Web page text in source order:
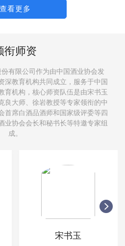
查看更多
衔师资
有限公司作为由中国酒业协会发
深教育机构共同成立，服务于中国
育机构，核心师资队伍是由宋书玉
良大师、徐岩教授等专家领衔的中
首席白酒品酒师和国家级评委等四
业协会会长和秘书长等特邀专家组
成。
宋书玉